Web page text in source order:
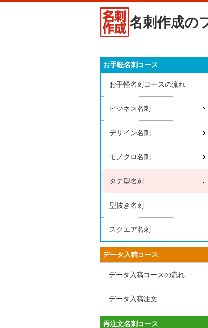
名刺作成の
お手軽名刺コース
お手軽名刺コースの流れ
ビジネス名刺
デザイン名刺
モノクロ名刺
タテ型名刺
型抜き名刺
スクエア名刺
データ入稿コース
データ入稿コースの流れ
データ入稿注文
再注文名刺コース